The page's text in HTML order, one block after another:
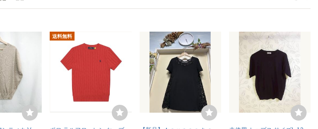
送料無料